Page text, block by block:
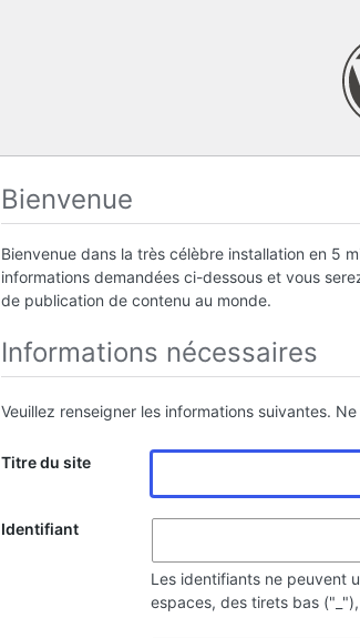
Bienvenue
Bienvenue dans la très célèbre installation en 5
informations demandées ci-dessous et vous
de publication de contenu au monde.
Informations nécessaires
Veuillez renseigner les informations suivantes.
Titre du site
Identifiant
Les identifiants ne peuvent
espaces, des tirets bas